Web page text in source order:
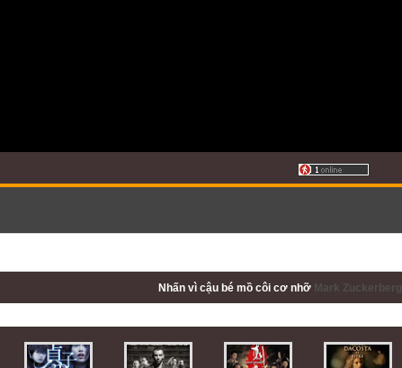
Nhấn vì cậu bé mồ côi cơ nhỡ Mark Zuckerberg